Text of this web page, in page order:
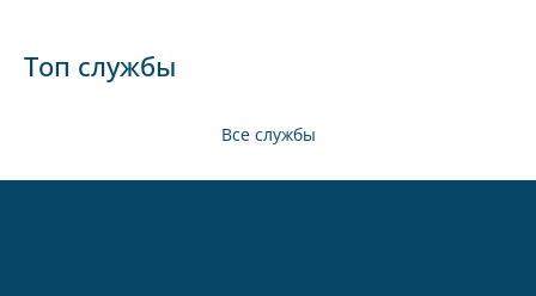
Топ службы
Все службы